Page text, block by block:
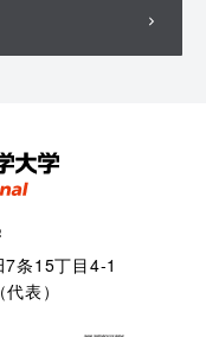
条15丁目4-1
（代表）